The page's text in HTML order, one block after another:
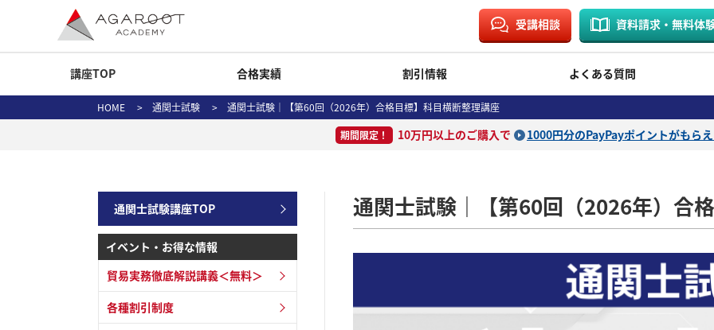
受講相談 資料請求・無料体
講座TOP 合格実績 割引情報 よくある質問
HOME > 通関士試験 > 通関士試験｜【第60回（2026年）合格目標】科目横断整理講座
期間限定！ 10万円以上のご購入で 1000円分のPayPayポイントがもら
通関士試験｜【第60回（2026年）合
通関士試験講座TOP
イベント・お得な情報
貿易実務徹底解説講義＜無料＞
各種割引制度